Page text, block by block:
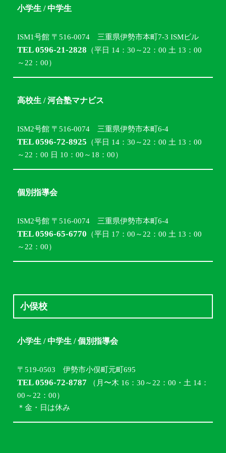
小学生 / 中学生
ISM1号館 〒516-0074 三重県伊勢市本町7-3 ISMビル
TEL 0596-21-2828 （平日 14：30～22：00 土 13：00
～22：00）
高校生 / 河合塾マナビス
ISM2号館 〒516-0074 三重県伊勢市本町6-4
TEL 0596-72-8925 （平日 14：30～22：00 土 13：00
～22：00 日 10：00～18：00）
個別指導会
ISM2号館 〒516-0074 三重県伊勢市本町6-4
TEL 0596-65-6770 （平日 17：00～22：00 土 13：00
～22：00）
小俣校
小学生 / 中学生 / 個別指導会
〒519-0503 伊勢市小俣町元町695
TEL 0596-72-8787 （月〜木 16：30～22：00・土 14：
00～22：00）
＊金・日は休み